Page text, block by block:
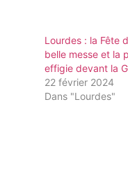
Lourdes : la Fête
belle messe et la
effigie devant la
22 février 2024
Dans "Lourdes"